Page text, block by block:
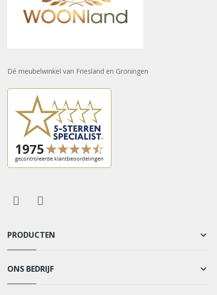
Dé meubelwinkel van Friesland en Groningen
PRODUCTEN keyboard_arrow_down
ONS BEDRIJF keyboard_arrow_down